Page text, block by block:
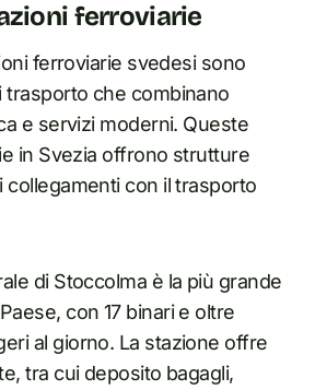
ferroviarie
ferroviarie svedesi sono
trasporto che combinano
e servizi moderni. Queste
in Svezia offrono strutture
collegamenti con il trasporto
di Stoccolma è la più grande
con 17 binari e oltre
al giorno. La stazione offre
tra cui deposito bagagli,